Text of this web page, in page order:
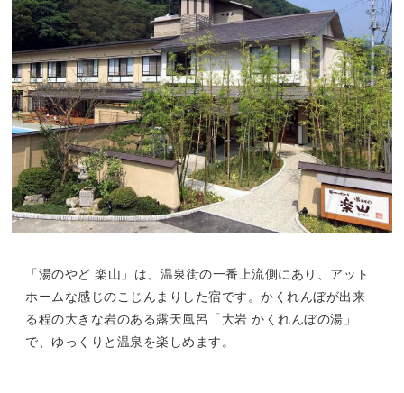
「湯のやど 楽山」は、温泉街の一番上流側にあり、アット
ホームな感じのこじんまりした宿です。かくれんぼが出来
る程の大きな岩のある露天風呂「大岩 かくれんぼの湯」
で、ゆっくりと温泉を楽しめます。